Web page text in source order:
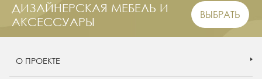
ДИЗАЙНЕРСКАЯ МЕБЕЛЬ И
АКСЕССУАРЫ
ВЫБРАТЬ
О ПРОЕКТЕ